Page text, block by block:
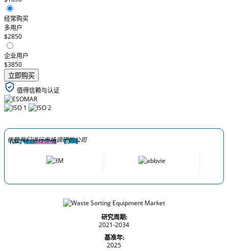
经常购买
多用户
$2850
企业用户
$3850
立即购买
值得信赖与认证
依赖我们进行市场调研的公司
研究周期:
2021-2034
基准年:
2025